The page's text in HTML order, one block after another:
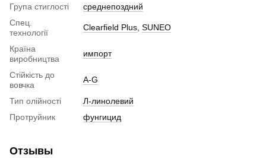
Група стиглості
среднепоздний
Спец.
технології
Clearfield Plus SUNEO
Країна
виробництва
импорт
Стійкість до
вовчка
A-G
Тип олійності
Л-линолевий
Протруйник
фунгицид
Отзывы